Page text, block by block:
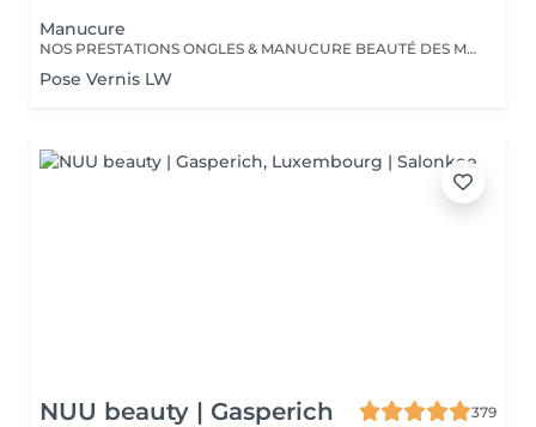
Manucure
NOS PRESTATIONS ONGLES & MANUCURE BEAUTÉ DES MAINS Manucure & Soin Nourrissant Offrez à vos mains un soin complet avec une manucure experte comprenant : Limage et mise en forme des ongles Soins des cuticules pour un contour net Massage nourrissant avec des soins hydratants ProNails En supplément : Application d'un vernis Longwear ou semi-permanent (en option) Une pause bien-être idéale pour retrouver des mains soignées et élégantes. OPTIONS À LA CARTE Personnalisez votre soin ! Selon vos envies, vous pouvez compléter votre manucure avec : Pose de vernis Longwear Pour une touche de couleur élégante Vernis semi-permanent Tenue parfaite jusqu'à 3 semaines Soin Spa Complet des mains Exfoliation, masque nourrissant et massage profond pour une détente absolue Offrez à vos mains un soin sur-mesure, réalisé par nos professionnelles expertes ! Notre équipe est composée d'expertes hautement qualifiées, dont certaines sont formatrices en onglerie dans notre centre Concept Beauté Distribution. Nous maîtrisons les dernières tendances et techniques pour garantir des prestations d'exception. Besoin d'un conseil personnalisé ? Nous sommes là pour vous guider vers la meilleure option selon votre type d'ongles et votre style de vie. Offrez à vos mains et à vos pieds l'expertise qu'ils méritent avec ProNails et notre équipe d'expertes !
Pose Vernis LW
NUU beauty | Gasperich
379